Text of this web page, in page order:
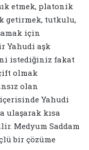
etmek, platonik
getirmek, tutkulu,
için
Yahudi aşk
istediğiniz fakat
olmak
olan
Yahudi
ulaşarak kısa
Medyum Saddam
bir çözüme